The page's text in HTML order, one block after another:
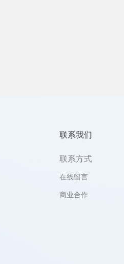
联系我们
联系方式
在线留言
商业合作